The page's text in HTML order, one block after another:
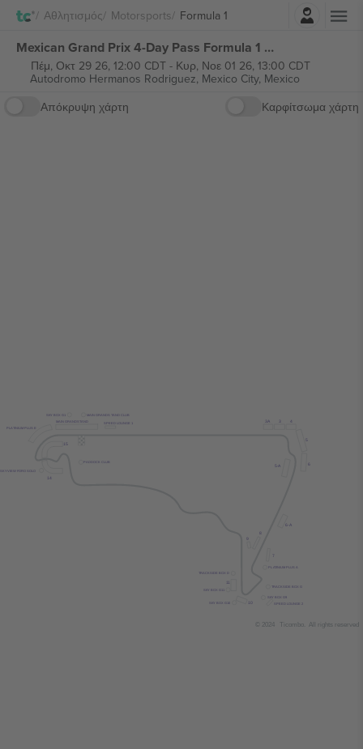
Αθλητισμός Motorsports Formula 1
Σύνδεση
Mexican Grand Prix 4-Day Pass Formula 1 εισιτήρια
Πέμ, Οκτ 29 26, 12:00 CDT- Κυρ, Νοε 01 26, 13:00 CDT
Autodromo Hermanos Rodriguez, Mexico City, Mexico
Απόκρυψη χάρτη
Καρφίτσωμα χάρτη
5
6
5-A
6- A
7
8
9
PL ATINIUM PLUS A
TRACKSIDE BOX G
TRACKSIDE BOX D
SPEED LOUNGE 2
SKY BOX G9
SKY BOX G10
SKY BOX G
10
11
SK Y VIEW FORO SOLO
SKY BOX G1 MAIN GRANDS TAND CLUB
SPEED LOUNGE 1
3
3 A 4
PL A TINIUM PLUS E
MAIN GRANDS TAND
14
15
© 2024 T icombo. All rights reserved